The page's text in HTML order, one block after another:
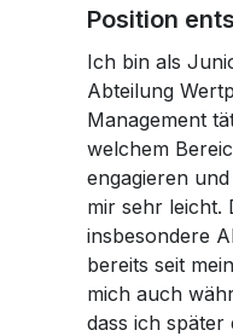
Position
Ich bin als
Abteilung
Management
welchem
engagieren
mir sehr leicht.
insbesondere
bereits seit
mich auch
dass ich